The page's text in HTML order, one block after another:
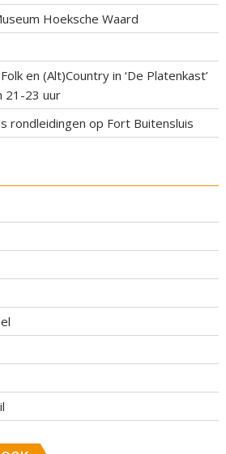
Hoeksche Waard
en (Alt)Country in ‘De Platenkast’
21-23 uur
rondleidingen op Fort Buitensluis